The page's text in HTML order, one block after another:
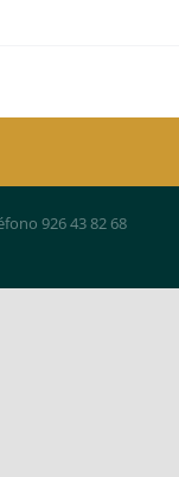
926 43 82 68